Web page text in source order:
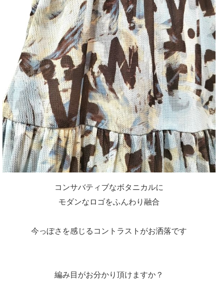
コンサバティブなボタニカルに
モダンなロゴをふんわり融合
今っぽさを感じるコントラストがお洒落です
編み目がお分かり頂けますか？